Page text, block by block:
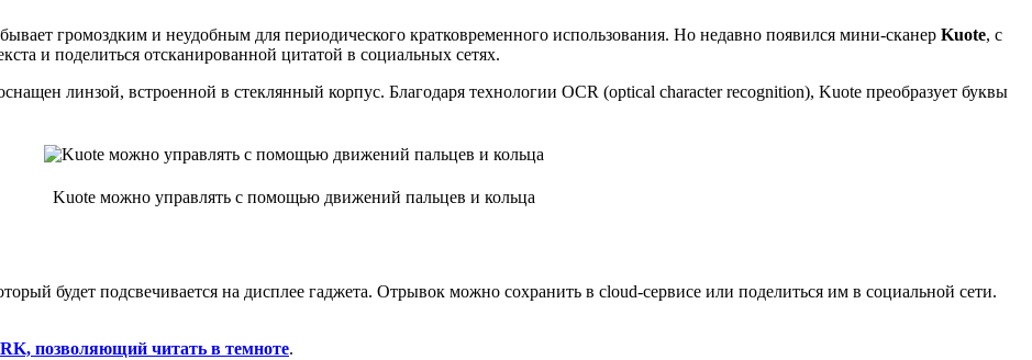
громоздким и неудобным для периодического кратковременного использования. Но недавно появился мини-сканер Kuote, с
и поделиться отсканированной цитатой в социальных сетях.
линзой, встроенной в стеклянный корпус. Благодаря технологии OCR (optical character recognition), Kuote преобразует буквы
Kuote можно управлять с помощью движений пальцев и кольца
будет подсвечивается на дисплее гаджета. Отрывок можно сохранить в cloud-сервисе или поделиться им в социальной сети.
позволяющий читать в темноте.